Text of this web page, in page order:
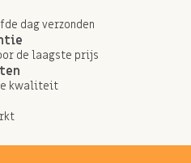
dag verzonden
de laagste prijs
kwaliteit